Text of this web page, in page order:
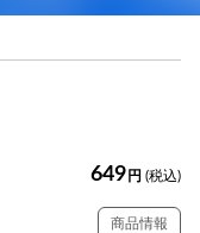
649 円 (税込)
商品情報